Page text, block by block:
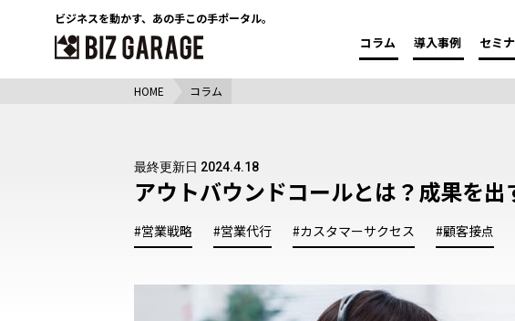
ビジネスを動かす、 あの手この手ポータル。
コラム 導入事例 セミ
HOME コラム
最終更新日 2024.4.18
アウトバウンドコールとは？成果を
#営業戦略 #営業代行 #カスタマーサクセス #顧客接点